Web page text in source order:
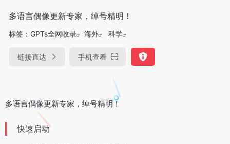
多语言偶像更新专家，绰号精明！
标签： GPTs全网收录 海外 科学
链接直达 手机查看
多语言偶像更新专家，绰号精明！
快速启动